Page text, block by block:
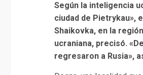
Según la inteligencia
ciudad de Pietrykau»,
Shaikovka, en la
ucraniana, precisó.
regresaron a Rusia»,